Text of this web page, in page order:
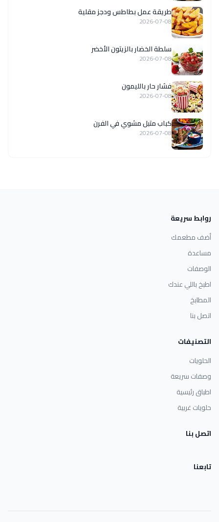
طريقة عمل بطاطس ودجز مقلية
2026-07-08
سلطة الخضار بالزيتون الأخضر
2026-07-08
فشار حار بالليمون
2026-07-08
كباب متبل مشوي في الفرن
2026-07-08
روابط سريعة
أضف مطعمك
مساعدة
الوصفات
اطبخ باللي عندك
المطابخ
اتصل بنا
التصنيفات
الحلويات
وصفات سريعة
اطباق رئيسية
حلويات غربية
اتصل بنا
تابعنا